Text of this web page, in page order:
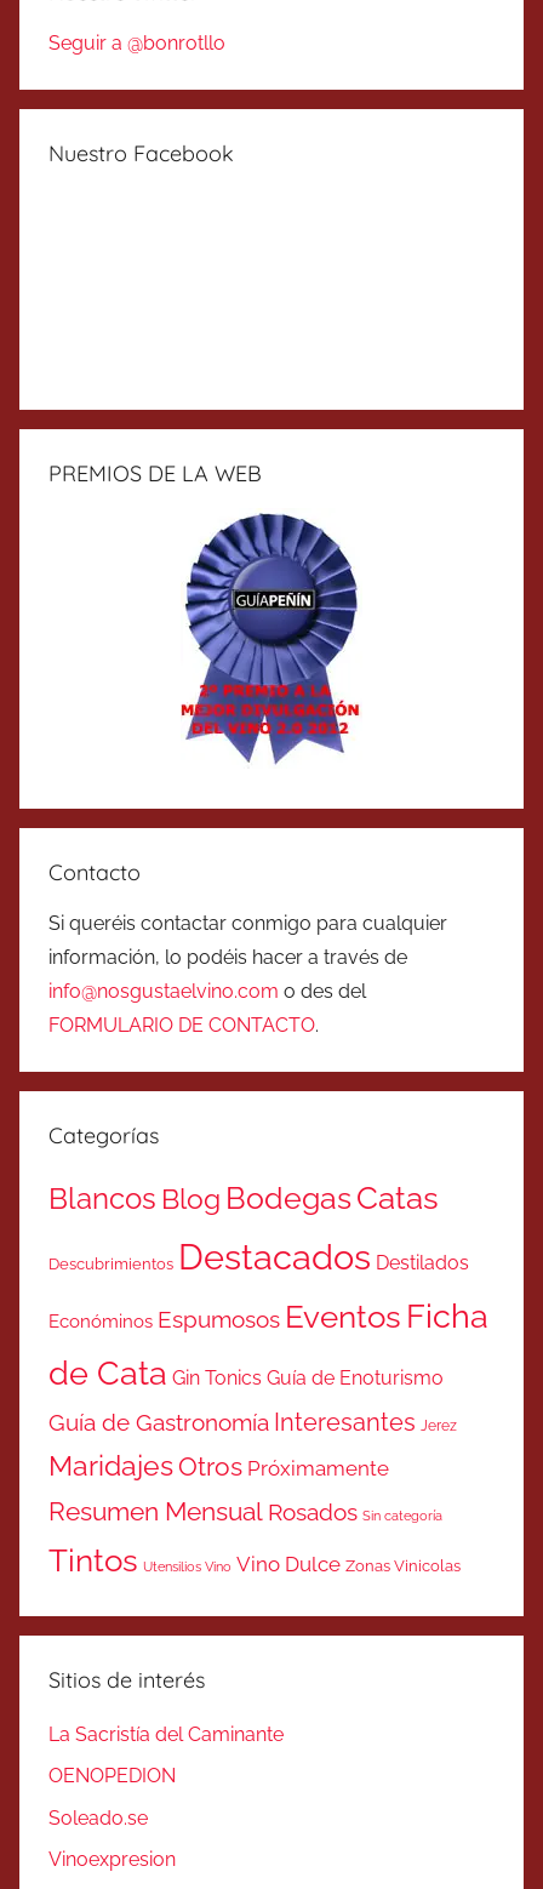
Seguir a @bonrotllo
Nuestro Facebook
PREMIOS DE LA WEB
Contacto
Si queréis contactar conmigo para cualquier
información, lo podéis hacer a través de
info@nosgustaelvino.com o des del
FORMULARIO DE CONTACTO.
Categorías
Blancos Blog BodegasCatas
Descubrimientos Destacados Destilados
Económinos Espumosos Eventos Ficha
de Cata Gin Tonics Guía de Enoturismo
Guía de Gastronomía Interesantes Jerez
MaridajesOtros Próximamente
Resumen Mensual Rosados Sin categoría
Tintos Utensilios Vino Vino Dulce Zonas Vinicolas
Sitios de interés
La Sacristía del Caminante
OENOPEDION
Soleado.se
Vinoexpresion